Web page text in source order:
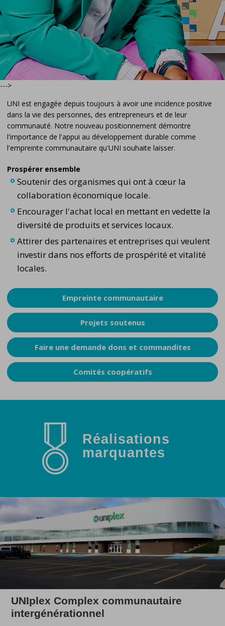
--->
UNI est engagée depuis toujours à avoir une incidence positive
dans la vie des personnes, des entrepreneurs et de leur
communauté. Notre nouveau positionnement démontre
l'importance de l'appui au développement durable comme
l'empreinte communautaire qu'UNI souhaite laisser.
Prospérer ensemble
Soutenir des organismes qui ont à cœur la
collaboration économique locale.
Encourager l'achat local en mettant en vedette la
diversité de produits et services locaux.
Attirer des partenaires et entreprises qui veulent
investir dans nos efforts de prospérité et vitalité
locales.
Empreinte communautaire
Projets soutenus
Faire une demande dons et commandites
Comités coopératifs
Réalisations
marquantes
UNIplex Complex communautaire
intergénérationnel